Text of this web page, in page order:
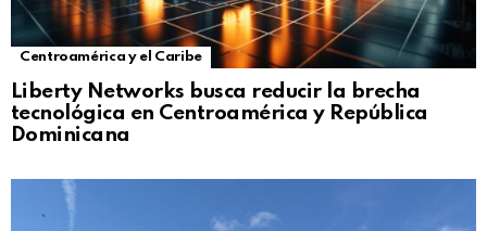
Centroamérica y el Caribe
Liberty Networks busca reducir la brecha
tecnológica en Centroamérica y República
Dominicana